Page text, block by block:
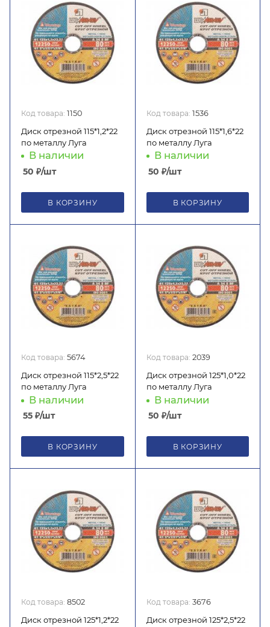
Код товара: 1150
Диск отрезной 115*1,2*22
по металлу Луга
В наличии
50 ₽/шт
В КОРЗИНУ
Код товара: 1536
Диск отрезной 115*1,6*22
по металлу Луга
В наличии
50 ₽/шт
В КОРЗИНУ
Код товара: 5674
Диск отрезной 115*2,5*22
по металлу Луга
В наличии
55 ₽/шт
В КОРЗИНУ
Код товара: 2039
Диск отрезной 125*1,0*22
по металлу Луга
В наличии
50 ₽/шт
В КОРЗИНУ
Код товара: 8502
Диск отрезной 125*1,2*22
Код товара: 3676
Диск отрезной 125*2,5*22